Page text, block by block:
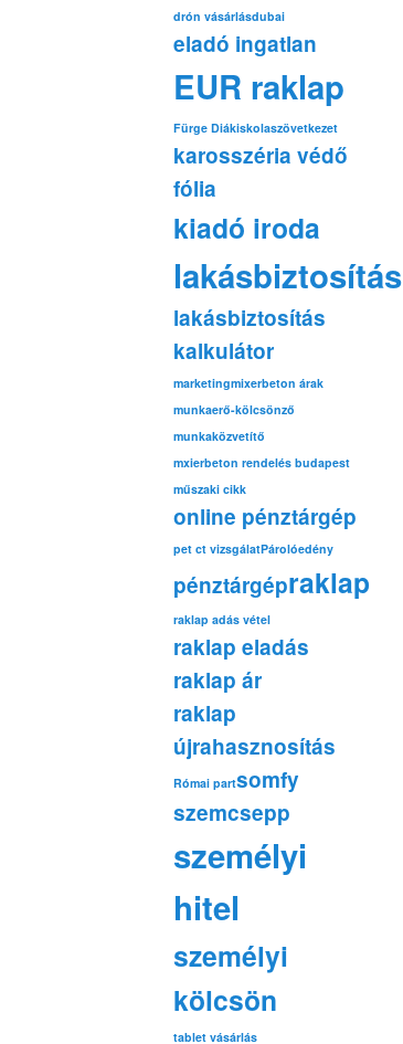
drón vásárlásdubai
eladó ingatlan
EUR raklap
Fürge Diákiskolaszövetkezet
karosszéria védő
fólia
kiadó iroda
lakásbiztosítás
lakásbiztosítás
kalkulátor
marketingmixerbeton árak
munkaerő-kölcsönző
munkaközvetítő
mxierbeton rendelés budapest
műszaki cikk
online pénztárgép
pet ct vizsgálatPárolóedény
pénztárgépraklap
raklap adás vétel
raklap eladás
raklap ár
raklap
újrahasznosítás
Római partsomfy
szemcsepp
személyi
hitel
személyi
kölcsön
tablet vásárlás